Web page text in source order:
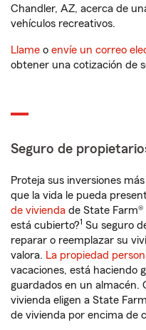
Chandler, AZ, acerca de
vehículos recreativos.
Llame o envíe un correo
obtener una cotización de
Seguro de
Proteja sus inversiones
que la vida le pueda
de vivienda de State
está cubierto?1 Su seguro
reparar o reemplazar su
valora. La propiedad
vacaciones, está haciendo
guardados en un almacén.
vivienda eligen a State
de vivienda por encima de